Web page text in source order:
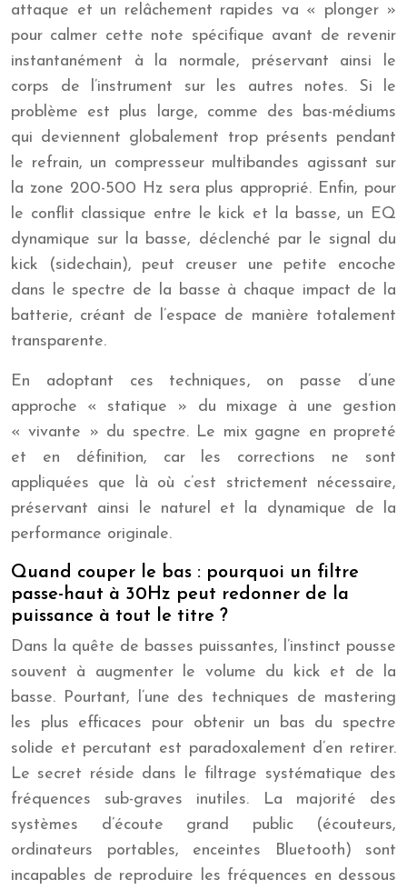
attaque et un relâchement rapides va « plonger »
pour calmer cette note spécifique avant de revenir
instantanément à la normale, préservant ainsi le
corps de l’instrument sur les autres notes. Si le
problème est plus large, comme des bas-médiums
qui deviennent globalement trop présents pendant
le refrain, un compresseur multibandes agissant sur
la zone 200-500 Hz sera plus approprié. Enfin, pour
le conflit classique entre le kick et la basse, un EQ
dynamique sur la basse, déclenché par le signal du
kick (sidechain), peut creuser une petite encoche
dans le spectre de la basse à chaque impact de la
batterie, créant de l’espace de manière totalement
transparente.
En adoptant ces techniques, on passe d’une
approche « statique » du mixage à une gestion
« vivante » du spectre. Le mix gagne en propreté
et en définition, car les corrections ne sont
appliquées que là où c’est strictement nécessaire,
préservant ainsi le naturel et la dynamique de la
performance originale.
Quand couper le bas : pourquoi un filtre
passe-haut à 30Hz peut redonner de la
puissance à tout le titre ?
Dans la quête de basses puissantes, l’instinct pousse
souvent à augmenter le volume du kick et de la
basse. Pourtant, l’une des techniques de mastering
les plus efficaces pour obtenir un bas du spectre
solide et percutant est paradoxalement d’en retirer.
Le secret réside dans le filtrage systématique des
fréquences sub-graves inutiles. La majorité des
systèmes d’écoute grand public (écouteurs,
ordinateurs portables, enceintes Bluetooth) sont
incapables de reproduire les fréquences en dessous